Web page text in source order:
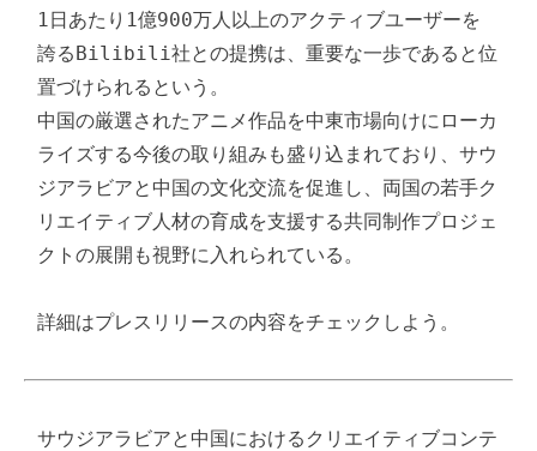
1日あたり1億900万人以上のアクティブユーザーを
誇るBilibili社との提携は、重要な一歩であると位
置づけられるという。
中国の厳選されたアニメ作品を中東市場向けにローカ
ライズする今後の取り組みも盛り込まれており、サウ
ジアラビアと中国の文化交流を促進し、両国の若手ク
リエイティブ人材の育成を支援する共同制作プロジェ
クトの展開も視野に入れられている。
詳細はプレスリリースの内容をチェックしよう。
サウジアラビアと中国におけるクリエイティブコンテ